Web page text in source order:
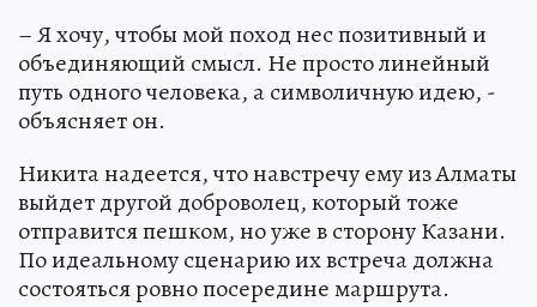
– Я хочу, чтобы мой поход нес позитивный и
объединяющий смысл. Не просто линейный
путь одного человека, а символичную идею, -
объясняет он.
Никита надеется, что навстречу ему из Алматы
выйдет другой доброволец, который тоже
отправится пешком, но уже в сторону Казани.
По идеальному сценарию их встреча должна
состояться ровно посередине маршрута.